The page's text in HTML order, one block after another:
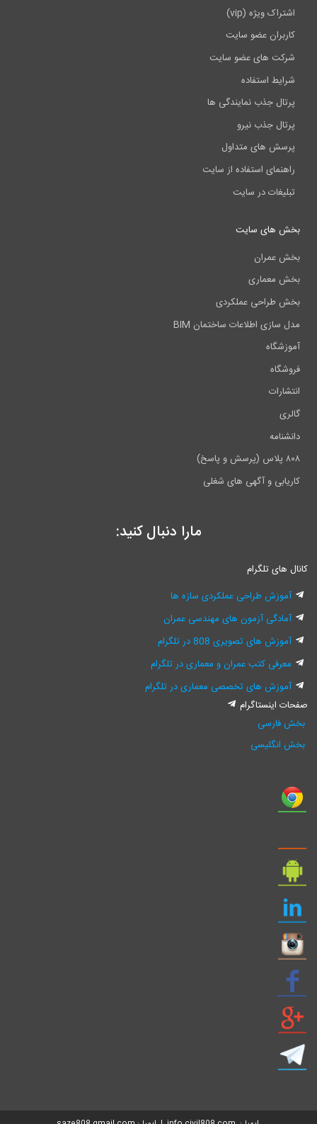
اشتراک ویژه (vip)
کاربران عضو سایت
شرکت های عضو سایت
شرایط استفاده
پرتال جذب نمایندگی ها
پرتال جذب نیرو
پرسش های متداول
راهنمای استفاده از سایت
تبلیغات در سایت
بخش های سایت
بخش عمران
بخش معماری
بخش طراحی عملکردی
مدل سازی اطلاعات ساختمان BIM
آموزشگاه
فروشگاه
انتشارات
گالری
دانشنامه
۸۰۸ پلاس (پرسش و پاسخ)
کاریابی و آگهی های شغلی
مارا دنبال کنید:
کانال های تلگرام
آموزش طراحی عملکردی سازه ها
آمادگی آزمون های مهندسی عمران
آموزش های تصویری 808 در تلگرام
معرفی کتب عمران و معماری در تلگرام
آموزش های تخصصی معماری در تلگرام
صفحات اینستاگرام
بخش فارسی
بخش انگلیسی